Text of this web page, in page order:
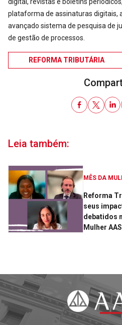
plataforma de assinaturas digitais,
avançado sistema de pesquisa de
de gestão de processos.
REFORMA TRIBUTÁRIA
Leia também:
MÊS DA
Reforma
seus
debatidos
Mulher